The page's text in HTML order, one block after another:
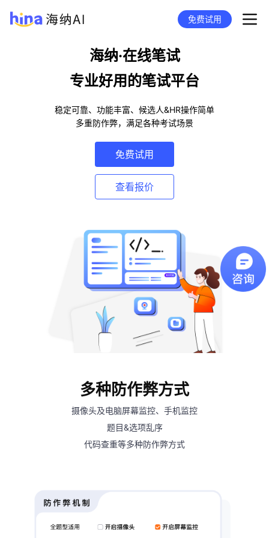
免费试用
海纳·在线笔试
专业好用的笔试平台
稳定可靠、功能丰富、候选人&HR操作简单
多重防作弊，满足各种考试场景
免费试用
查看报价
多种防作弊方式
摄像头及电脑屏幕监控、手机监控
题目&选项乱序
代码查重等多种防作弊方式